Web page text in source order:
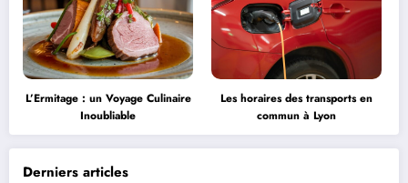
L’Ermitage : un Voyage Culinaire
Inoubliable
Les horaires des transports en
commun à Lyon
Derniers articles